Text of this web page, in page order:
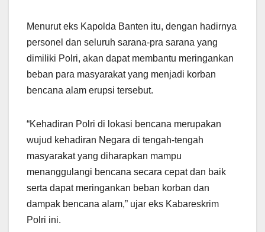
Menurut eks Kapolda Banten itu, dengan hadirnya
personel dan seluruh sarana-pra sarana yang
dimiliki Polri, akan dapat membantu meringankan
beban para masyarakat yang menjadi korban
bencana alam erupsi tersebut.
“Kehadiran Polri di lokasi bencana merupakan
wujud kehadiran Negara di tengah-tengah
masyarakat yang diharapkan mampu
menanggulangi bencana secara cepat dan baik
serta dapat meringankan beban korban dan
dampak bencana alam,” ujar eks Kabareskrim
Polri ini.